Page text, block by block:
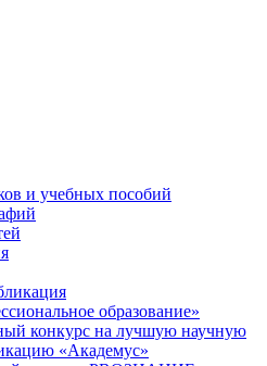
и учебных пособий
образование»
конкурс на лучшую научную
«Академус»